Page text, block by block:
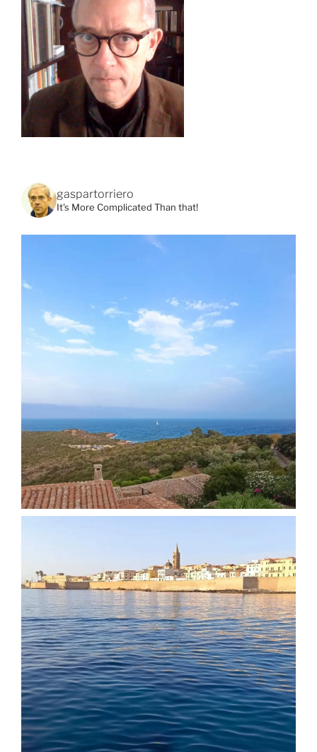
gaspartorriero
It's More Complicated Than that!